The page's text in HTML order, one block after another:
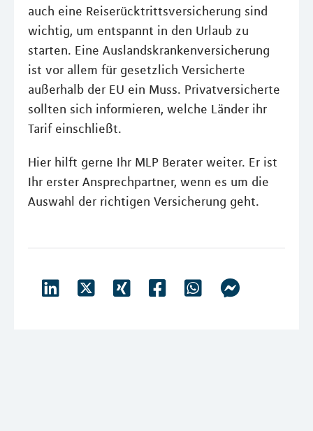
auch eine Reiserücktrittsversicherung sind
wichtig, um entspannt in den Urlaub zu
starten. Eine Auslandskrankenversicherung
ist vor allem für gesetzlich Versicherte
außerhalb der EU ein Muss. Privatversicherte
sollten sich informieren, welche Länder ihr
Tarif einschließt.
Hier hilft gerne Ihr MLP Berater weiter. Er ist
Ihr erster Ansprechpartner, wenn es um die
Auswahl der richtigen Versicherung geht.